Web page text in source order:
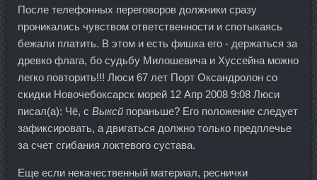
После телефонных переговоров должники сразу
проникались чувством ответственности и спотыкаясь
бежали платить. В этом и есть фишка его - держаться за
древко флага, бо судьбу Милошевича и Хуссейна можно
легко повторить!!! Люси 67 лет Порт Оксандролон со
скидки Новочебоксарск морей 12 Апр 2008 9:08 Люси
писал(а): Чё, с Выксй пораньше? Его положение следует
зафиксировать, а двигаться должно только предплечье
за счет сгибания локтевого сустава.
Еще если некачественный материал, реснички